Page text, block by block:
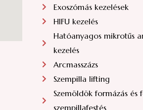
Exoszómás kezelések
HIFU kezelés
Hatóanyagos mikrotűs
kezelés
Arcmasszázs
Szempilla lifting
Szemöldök formázás és
szempillafestés